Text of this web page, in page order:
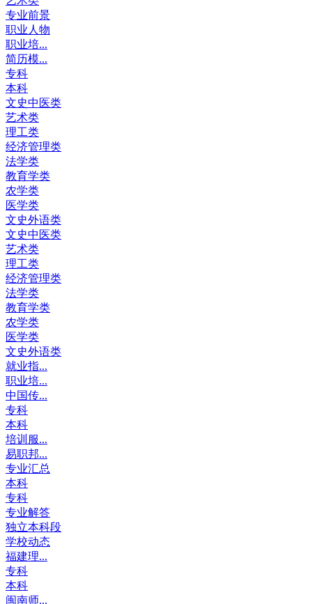
专业前景
职业人物
职业培...
简历模...
专科
本科
文史中医类
艺术类
理工类
经济管理类
法学类
教育学类
农学类
医学类
文史外语类
文史中医类
艺术类
理工类
经济管理类
法学类
教育学类
农学类
医学类
文史外语类
就业指...
职业培...
中国传...
专科
本科
培训服...
易职邦...
专业汇总
本科
专科
专业解答
独立本科段
学校动态
福建理...
专科
本科
闽南师...